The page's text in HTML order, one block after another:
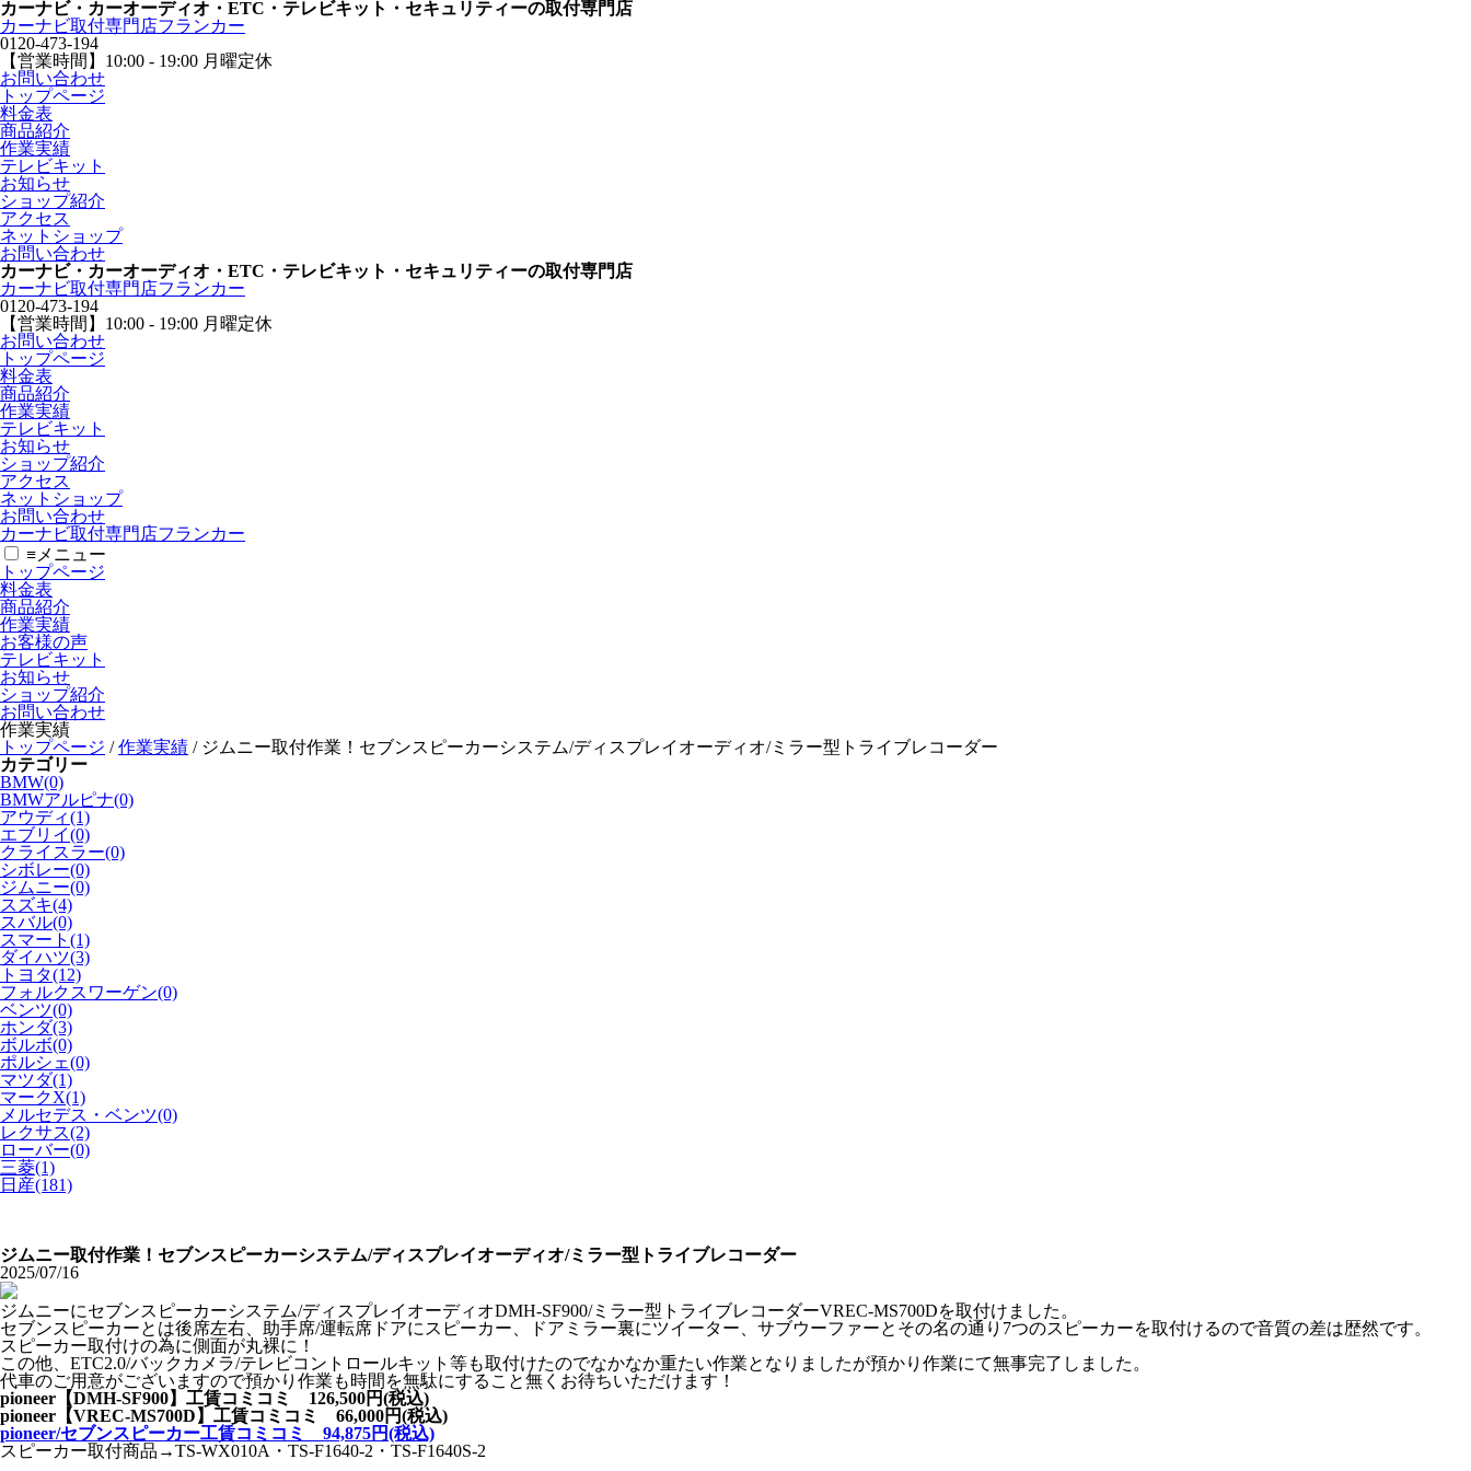
カーナビ・カーオーディオ・ETC・テレビキット・セキュリティーの取付専門店
カーナビ取付専⾨店フランカー
0120-473-194
【営業時間】 10:00 - 19:00 月曜定休
お問い合わせ
トップページ
料金表
商品紹介
作業実績
テレビキット
お知らせ
ショップ紹介
アクセス
ネットショップ
お問い合わせ
カーナビ・カーオーディオ・ETC・テレビキット・セキュリティーの取付専門店
カーナビ取付専⾨店フランカー
0120-473-194
【営業時間】 10:00 - 19:00 月曜定休
お問い合わせ
トップページ
料金表
商品紹介
作業実績
テレビキット
お知らせ
ショップ紹介
アクセス
ネットショップ
お問い合わせ
カーナビ取付専⾨店フランカー
≡ メニュー
トップページ
料金表
商品紹介
作業実績
お客様の声
テレビキット
お知らせ
ショップ紹介
お問い合わせ
作業実績
トップページ /作業実績 / ジムニー取付作業！セブンスピーカーシステム/ディスプレイオーディオ/ミラー型トライブレコーダー
カテゴリー
BMW(0)
BMWアルピナ(0)
アウディ(1)
エブリイ(0)
クライスラー(0)
シボレー(0)
ジムニー(0)
スズキ(4)
スバル(0)
スマート(1)
ダイハツ(3)
トヨタ(12)
フォルクスワーゲン(0)
ベンツ(0)
ホンダ(3)
ボルボ(0)
ポルシェ(0)
マツダ(1)
マークX(1)
メルセデス・ベンツ(0)
レクサス(2)
ローバー(0)
三菱(1)
日産(181)
ジムニー取付作業！セブンスピーカーシステム/ディスプレイオーディオ/ミラー型トライブレコーダー
2025/07/16
ジムニーにセブンスピーカーシステム/ディスプレイオーディオDMH-SF900/ミラー型トライブレコーダーVREC-MS700Dを取付けました。
セブンスピーカーとは後席左右、助手席/運転席ドアにスピーカー、ドアミラー裏にツイーター、サブウーファーとその名の通り7つのスピーカーを取付けるので音質の差は歴然です。
スピーカー取付けの為に側面が丸裸に！
この他、ETC2.0/バックカメラ/テレビコントロールキット等も取付けたのでなかなか重たい作業となりましたが預かり作業にて無事完了しました。
代車のご用意がございますので預かり作業も時間を無駄にすること無くお待ちいただけます！
pioneer【DMH-SF900】工賃コミコミ 126,500円(税込)
pioneer【VREC-MS700D】工賃コミコミ 66,000円(税込)
pioneer/セブンスピーカー工賃コミコミ 94,875円(税込)
スピーカー取付商品→TS-WX010A・TS-F1640-2・TS-F1640S-2